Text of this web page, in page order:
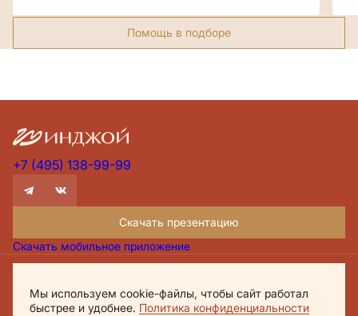
Помощь в подборе
+7 (495) 138-99-99
Скачать презентацию
Скачать мобильное приложение
Политика обработки персональных данных
Обращаем внимание, что настоящий материал носит исключительно
Мы используем cookie-файлы, чтобы сайт работал
быстрее и удобнее. Политика конфиденциальности